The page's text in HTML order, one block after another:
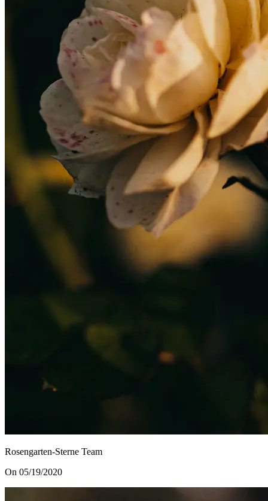
Rosengarten-Sterne Team
On 05/19/2020